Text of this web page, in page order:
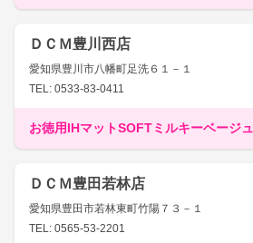
ＤＣＭ豊川西店
愛知県豊川市八幡町足洗６１－１
TEL: 0533-83-0411
お徳用IHマットSOFTミルキーベージュ
ＤＣＭ豊田若林店
愛知県豊田市若林東町竹陽７３－１
TEL: 0565-53-2201